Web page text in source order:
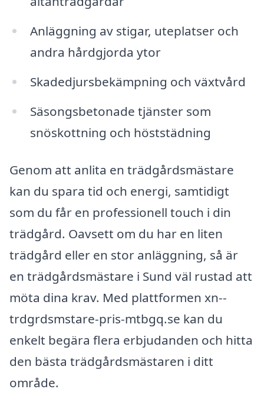
Anläggning av stigar, uteplatser och
andra hårdgjorda ytor
Skadedjursbekämpning och växtvård
Säsongsbetonade tjänster som
snöskottning och höststädning
Genom att anlita en trädgårdsmästare
kan du spara tid och energi, samtidigt
som du får en professionell touch i din
trädgård. Oavsett om du har en liten
trädgård eller en stor anläggning, så är
en trädgårdsmästare i Sund väl rustad att
möta dina krav. Med plattformen xn--
trdgrdsmstare-pris-mtbgq.se kan du
enkelt begära flera erbjudanden och hitta
den bästa trädgårdsmästaren i ditt
område.